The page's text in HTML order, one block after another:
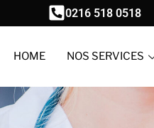
0216 518 0518
HOME NOS SERVICES